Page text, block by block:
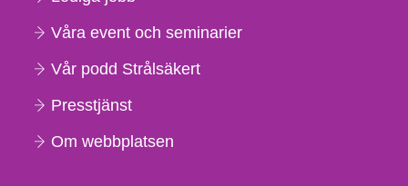
Våra event och seminarier
Vår podd Strålsäkert
Presstjänst
Om webbplatsen